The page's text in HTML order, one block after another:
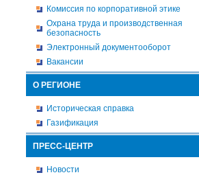
Комиссия по корпоративной этике
Охрана труда и производственная
безопасность
Электронный документооборот
Вакансии
О РЕГИОНЕ
Историческая справка
Газификация
ПРЕСС-ЦЕНТР
Новости